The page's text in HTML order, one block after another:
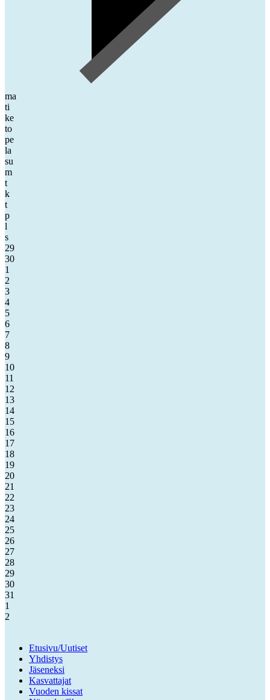
ma
ti
ke
to
pe
la
su
m
t
k
t
p
l
s
29
30
1
2
3
4
5
6
7
8
9
10
11
12
13
14
15
16
17
18
19
20
21
22
23
24
25
26
27
28
29
30
31
1
2
Etusivu/Uutiset
Yhdistys
Jäseneksi
Kasvattajat
Vuoden kissat